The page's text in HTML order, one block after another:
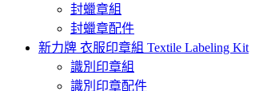
封蠟章組
封蠟章配件
新力牌 衣服印章組 Textile Labeling Kit
識別印章組
識別印章配件